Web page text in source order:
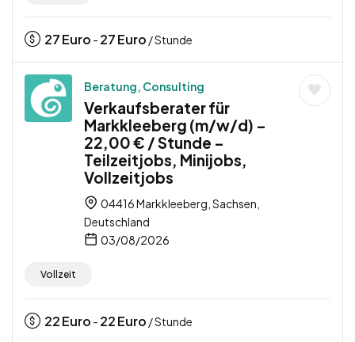
27Euro - 27Euro / Stunde
Beratung, Consulting
Verkaufsberater für
Markkleeberg (m/w/d) –
22,00 € / Stunde –
Teilzeitjobs, Minijobs,
Vollzeitjobs
04416 Markkleeberg, Sachsen,
Deutschland
03/08/2026
Vollzeit
22Euro - 22Euro / Stunde